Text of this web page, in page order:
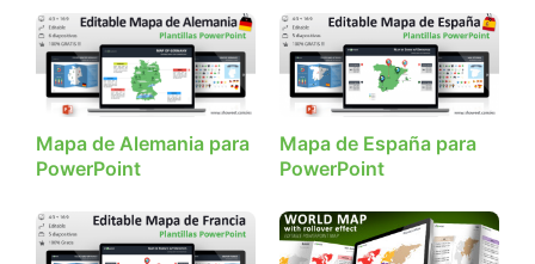
Mapa de Alemania para
PowerPoint
Mapa de España para
PowerPoint